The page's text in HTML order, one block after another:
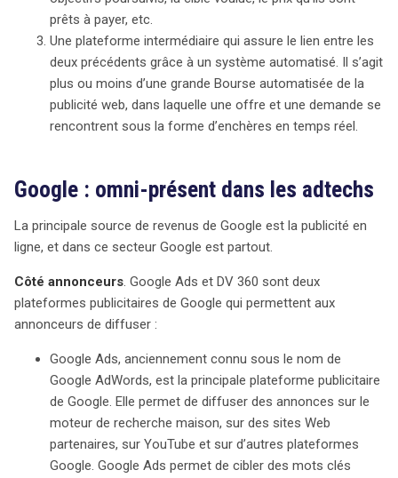
prêts à payer, etc.
Une plateforme intermédiaire qui assure le lien entre les
deux précédents grâce à un système automatisé. Il s’agit
plus ou moins d’une grande Bourse automatisée de la
publicité web, dans laquelle une offre et une demande se
rencontrent sous la forme d’enchères en temps réel.
Google : omni-présent dans les adtechs
La principale source de revenus de Google est la publicité en
ligne, et dans ce secteur Google est partout.
Côté annonceurs. Google Ads et DV 360 sont deux
plateformes publicitaires de Google qui permettent aux
annonceurs de diffuser :
Google Ads, anciennement connu sous le nom de
Google AdWords, est la principale plateforme publicitaire
de Google. Elle permet de diffuser des annonces sur le
moteur de recherche maison, sur des sites Web
partenaires, sur YouTube et sur d’autres plateformes
Google. Google Ads permet de cibler des mots clés